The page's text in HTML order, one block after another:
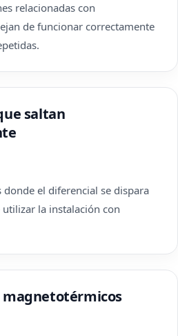
relacionadas con
de funcionar correctamente
saltan
donde el diferencial se dispara
la instalación con
magnetotérmicos